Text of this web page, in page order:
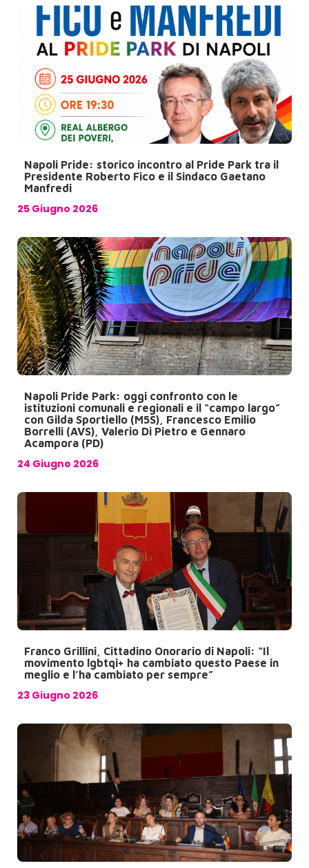
Napoli Pride: storico incontro al Pride Park tra il
Presidente Roberto Fico e il Sindaco Gaetano
Manfredi
25 Giugno 2026
Napoli Pride Park: oggi confronto con le
istituzioni comunali e regionali e il “campo largo”
con Gilda Sportiello (M5S), Francesco Emilio
Borrelli (AVS), Valerio Di Pietro e Gennaro
Acampora (PD)
24 Giugno 2026
Franco Grillini, Cittadino Onorario di Napoli: “Il
movimento lgbtqi+ ha cambiato questo Paese in
meglio e l’ha cambiato per sempre”
23 Giugno 2026